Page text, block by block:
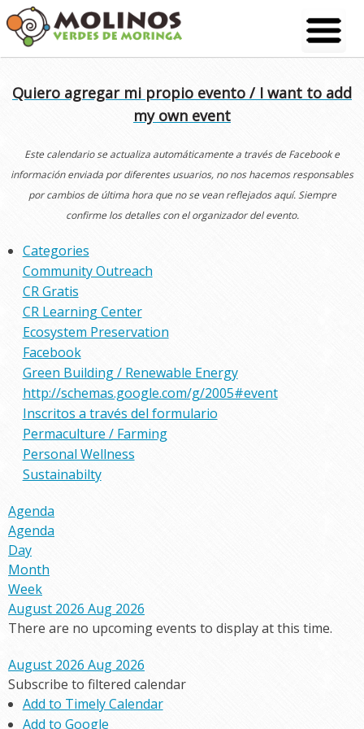
Skip
to
content
Quiero agregar mi propio evento / I want to add
my own event
Este calendario se actualiza automáticamente a través de Facebook e
información enviada por diferentes usuarios, no nos hacemos responsables
por cambios de última hora que no se vean reflejados aquí. Siempre
confirme los detalles con el organizador del evento.
Categories
Community Outreach
CR Gratis
CR Learning Center
Ecosystem Preservation
Facebook
Green Building / Renewable Energy
http://schemas.google.com/g/2005#event
Inscritos a través del formulario
Permaculture / Farming
Personal Wellness
Sustainabilty
Agenda
Agenda
Day
Month
Week
August 2026 Aug 2026
There are no upcoming events to display at this time.
August 2026 Aug 2026
Subscribe to filtered calendar
Add to Timely Calendar
Add to Google